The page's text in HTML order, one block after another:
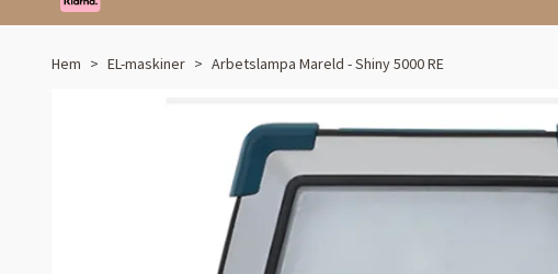
Hem EL-maskiner Arbetslampa Mareld - Shiny 5000 RE